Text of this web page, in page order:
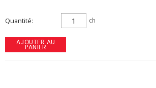
Quantité ch
AJOUTER AU
PANIER